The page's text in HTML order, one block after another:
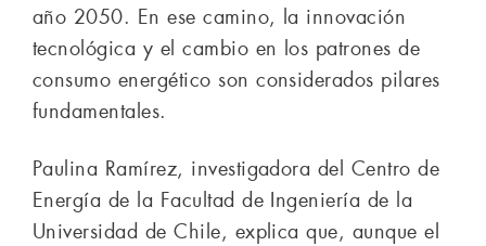
año 2050. En ese camino, la innovación
tecnológica y el cambio en los patrones de
consumo energético son considerados pilares
fundamentales.
Paulina Ramírez, investigadora del Centro de
Energía de la Facultad de Ingeniería de la
Universidad de Chile, explica que, aunque el